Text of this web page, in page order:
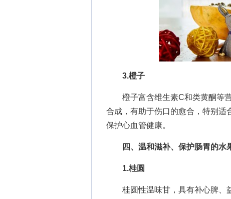
3.橙子
橙子富含维生素C和类黄酮等营
合成，有助于伤口的愈合，特别适
保护心血管健康。
四、温和滋补、保护肠胃的水
1.桂圆
桂圆性温味甘，具有补心脾、